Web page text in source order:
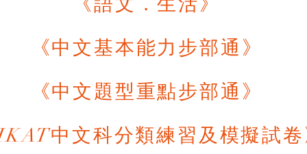
《中文基本能力步部通》
《中文題型重點步部通》
中文科分類練習及模擬試